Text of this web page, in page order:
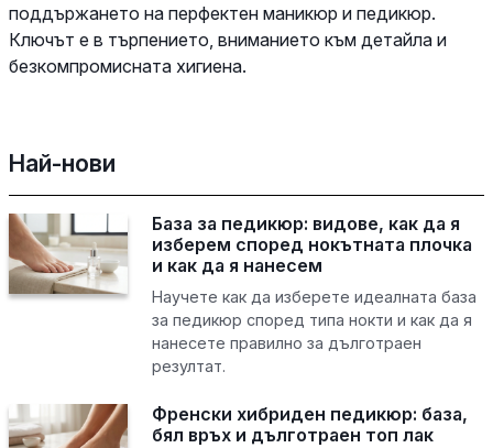
поддържането на перфектен маникюр и педикюр.
Ключът е в търпението, вниманието към детайла и
безкомпромисната хигиена.
Най-нови
База за педикюр: видове, как да я
изберем според нокътната плочка
и как да я нанесем
Научете как да изберете идеалната база
за педикюр според типа нокти и как да я
нанесете правилно за дълготраен
резултат.
Френски хибриден педикюр: база,
бял връх и дълготраен топ лак